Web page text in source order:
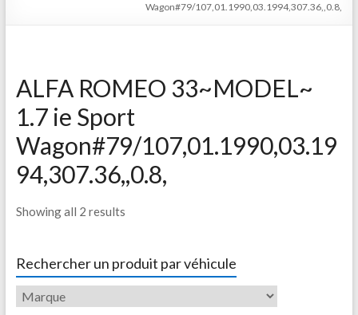
Wagon#79/107,01.1990,03.1994,307.36,,0.8,
ALFA ROMEO 33~MODEL~
1.7 ie Sport
Wagon#79/107,01.1990,03.19
94,307.36,,0.8,
Showing all 2 results
Rechercher un produit par véhicule